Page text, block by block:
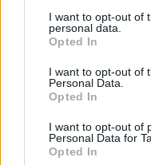
not limited to your visit
grant or deny consent
use your data for below
consent section.
I want to opt-out of
personal data.
Opted In
I want to opt-out of
Personal Data.
Opted In
I want to opt-out of
Personal Data for
Opted In
Netflix
Precedente